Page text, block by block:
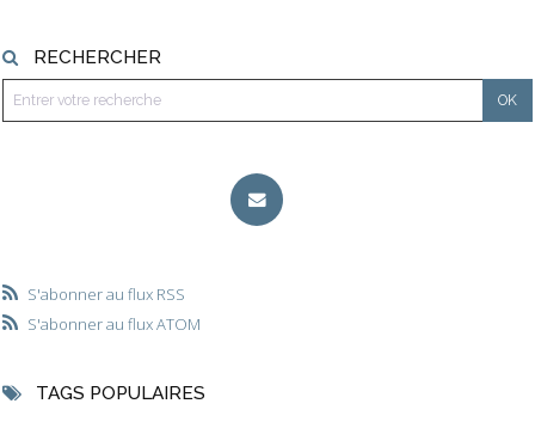
RECHERCHER
S'abonner au flux RSS
S'abonner au flux ATOM
TAGS POPULAIRES